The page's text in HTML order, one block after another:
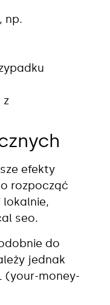
np.
z
efekty
rozpocząć
lokalnie,
seo.
do
jednak
(your-money-